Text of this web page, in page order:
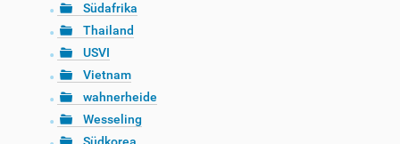
Südafrika
Thailand
USVI
Vietnam
wahnerheide
Wesseling